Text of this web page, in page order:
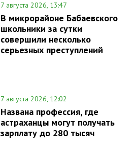
7 августа 2026, 13:47
В микрорайоне Бабаевского
школьники за сутки
совершили несколько
серьезных преступлений
7 августа 2026, 12:02
Названа профессия, где
астраханцы могут получать
зарплату до 280 тысяч